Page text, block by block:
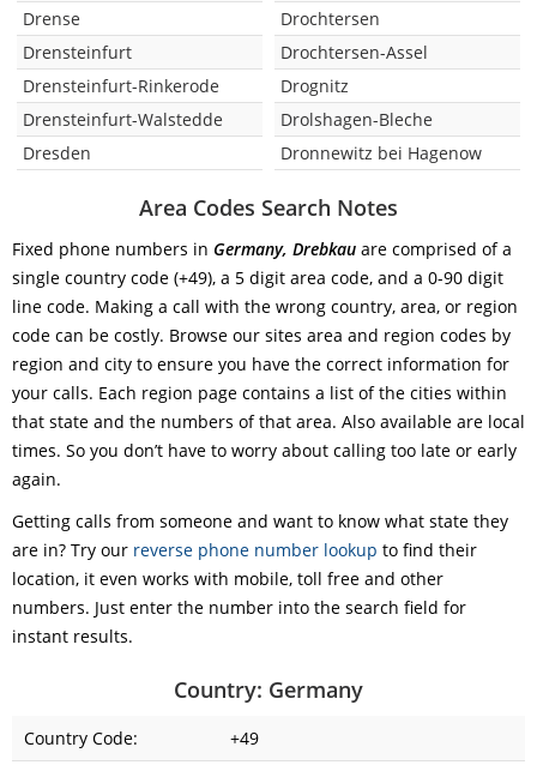
Drense
Drensteinfurt
Drensteinfurt-Rinkerode
Drensteinfurt-Walstedde
Dresden
Drochtersen
Drochtersen-Assel
Drognitz
Drolshagen-Bleche
Dronnewitz bei Hagenow
Area Codes Search Notes
Fixed phone numbers in Germany, Drebkau are comprised of a
single country code (+49), a 5 digit area code, and a 0-90 digit
line code. Making a call with the wrong country, area, or region
code can be costly. Browse our sites area and region codes by
region and city to ensure you have the correct information for
your calls. Each region page contains a list of the cities within
that state and the numbers of that area. Also available are local
times. So you don’t have to worry about calling too late or early
again.
Getting calls from someone and want to know what state they
are in? Try our reverse phone number lookup to find their
location, it even works with mobile, toll free and other
numbers. Just enter the number into the search field for
instant results.
Country: Germany
Country Code:
+49